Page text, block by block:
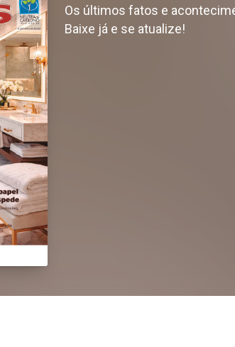
Os últimos fatos e
Baixe já e se atualize!